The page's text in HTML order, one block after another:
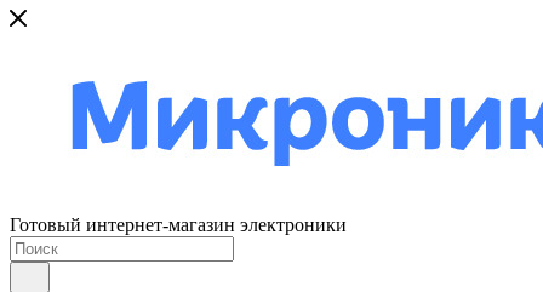
Готовый интернет-магазин электроники